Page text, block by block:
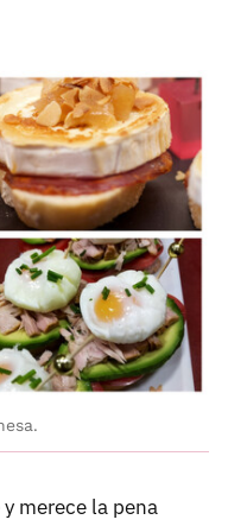
merece la pena